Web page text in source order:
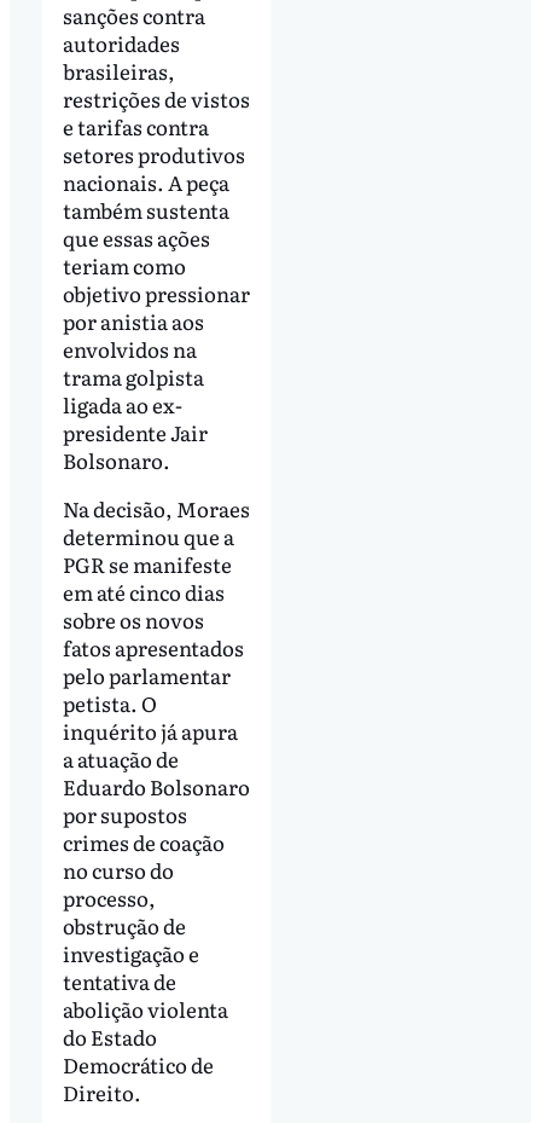
sanções contra
autoridades
brasileiras,
restrições de vistos
e tarifas contra
setores produtivos
nacionais. A peça
também sustenta
que essas ações
teriam como
objetivo pressionar
por anistia aos
envolvidos na
trama golpista
ligada ao ex-
presidente Jair
Bolsonaro.
Na decisão, Moraes
determinou que a
PGR se manifeste
em até cinco dias
sobre os novos
fatos apresentados
pelo parlamentar
petista. O
inquérito já apura
a atuação de
Eduardo Bolsonaro
por supostos
crimes de coação
no curso do
processo,
obstrução de
investigação e
tentativa de
abolição violenta
do Estado
Democrático de
Direito.